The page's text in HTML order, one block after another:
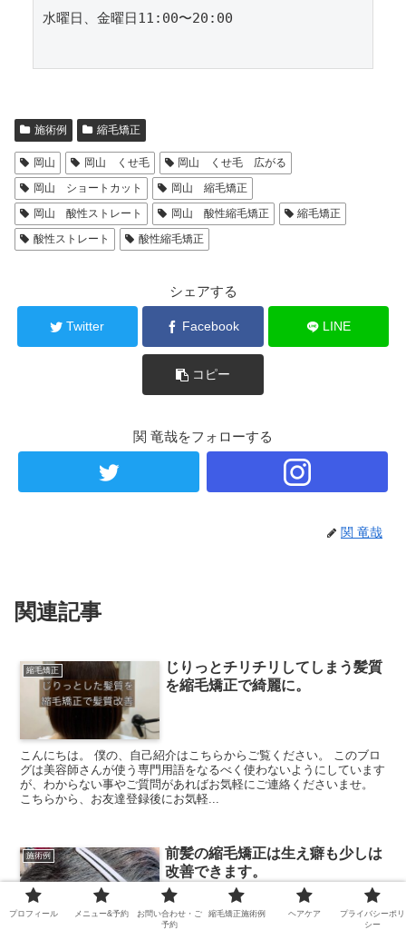
水曜日、金曜日11:00〜20:00
施術例 縮毛矯正
岡山 岡山 くせ毛
岡山 くせ毛 広がる
岡山 ショートカット
岡山 縮毛矯正
岡山 酸性ストレート
岡山 酸性縮毛矯正
縮毛矯正
酸性ストレート
酸性縮毛矯正
シェアする
Twitter Facebook LINE
コピー
関 竜哉をフォローする
関 竜哉
関連記事
縮毛矯正
じりっとチリチリしてしまう髪質
を縮毛矯正で綺麗に。
こんにちは。 僕の、自己紹介はこちらからご覧ください。 このブロ
グは美容師さんが使う専門用語をなるべく使わないようにしています
が、わからない事やご質問があればお気軽にご連絡くださいませ。
こちらから、お友達登録後にお気軽...
施術例
前髪の縮毛矯正は生え癖も少しは
改善できます。
プロフィール メニュー&予約
お問い合わせ・ご
予約
縮毛矯正施術例 ヘアケア
プライバシーポリ
シー